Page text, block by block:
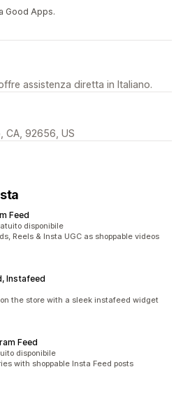
Good Apps.
assistenza diretta in Italiano.
CA, 92656, US
Feed
disponibile
Reels & Insta UGC as shoppable videos
Instafeed
the store with a sleek instafeed widget
Feed
disponibile
with shoppable Insta Feed posts